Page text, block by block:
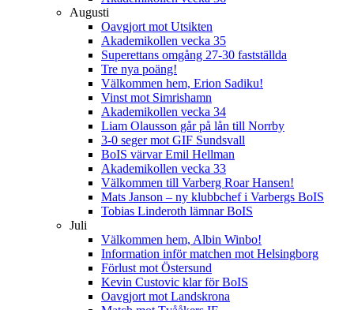
Augusti
Oavgjort mot Utsikten
Akademikollen vecka 35
Superettans omgång 27-30 fastställda
Tre nya poäng!
Välkommen hem, Erion Sadiku!
Vinst mot Simrishamn
Akademikollen vecka 34
Liam Olausson går på lån till Norrby
3-0 seger mot GIF Sundsvall
BoIS värvar Emil Hellman
Akademikollen vecka 33
Välkommen till Varberg Roar Hansen!
Mats Janson – ny klubbchef i Varbergs BoIS
Tobias Linderoth lämnar BoIS
Juli
Välkommen hem, Albin Winbo!
Information inför matchen mot Helsingborg
Förlust mot Östersund
Kevin Custovic klar för BoIS
Oavgjort mot Landskrona